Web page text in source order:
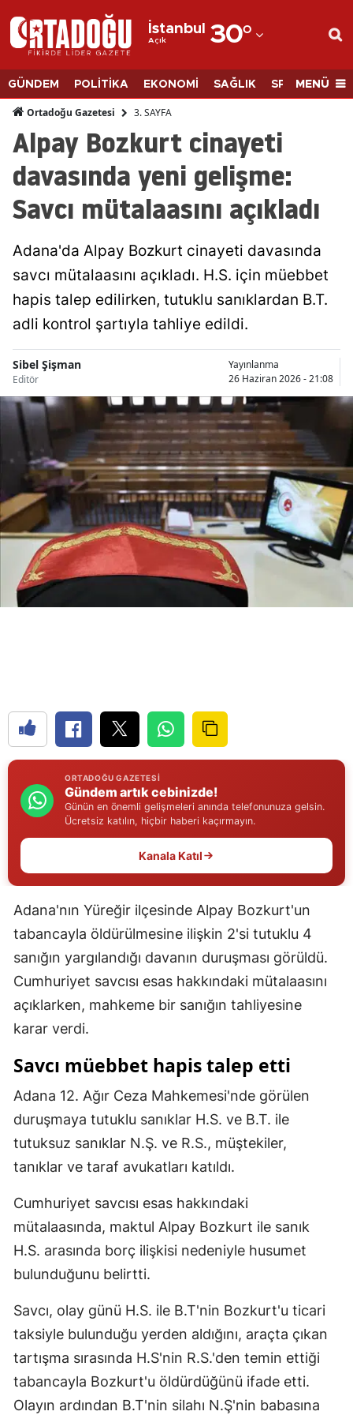
İstanbul
Açık 30°
Adana
Adıyaman
Afyonkarahisar
Ağrı
Amasya
Ankara
Antalya
Artvin
Aydın
Bingöl
Bitlis
Bolu
Burdur
Bursa
Edirne
Elazığ
Erzincan
Erzurum
Eskişehir
Gaziantep
Giresun
Gümüşhane
Hakkari
İstanbul
İzmir
Kastamonu
Kayseri
Kırşehir
Kocaeli
Konya
Kütahya
GÜNDEM POLİTİKA EKONOMİ SAĞLIK SPORMENÜ
Ortadoğu Gazetesi 3. SAYFA
Alpay Bozkurt cinayeti
davasında yeni gelişme:
Savcı mütalaasını açıkladı
Adana'da Alpay Bozkurt cinayeti davasında
savcı mütalaasını açıkladı. H.S. için müebbet
hapis talep edilirken, tutuklu sanıklardan B.T.
adli kontrol şartıyla tahliye edildi.
Sibel Şişman
Editör
Yayınlanma
26 Haziran 2026 - 21:08
ORTADOĞU GAZETESI
Gündem artık cebinizde!
Günün en önemli gelişmeleri anında telefonunuza gelsin.
Ücretsiz katılın, hiçbir haberi kaçırmayın.
Kanala Katıl
Adana'nın Yüreğir ilçesinde Alpay Bozkurt'un
tabancayla öldürülmesine ilişkin 2'si tutuklu 4
sanığın yargılandığı davanın duruşması görüldü.
Cumhuriyet savcısı esas hakkındaki mütalaasını
açıklarken, mahkeme bir sanığın tahliyesine
karar verdi.
Savcı müebbet hapis talep etti
Adana 12. Ağır Ceza Mahkemesi'nde görülen
duruşmaya tutuklu sanıklar H.S. ve B.T. ile
tutuksuz sanıklar N.Ş. ve R.S., müştekiler,
tanıklar ve taraf avukatları katıldı.
Cumhuriyet savcısı esas hakkındaki
mütalaasında, maktul Alpay Bozkurt ile sanık
H.S. arasında borç ilişkisi nedeniyle husumet
bulunduğunu belirtti.
Savcı, olay günü H.S. ile B.T'nin Bozkurt'u ticari
taksiyle bulunduğu yerden aldığını, araçta çıkan
tartışma sırasında H.S'nin R.S.'den temin ettiği
tabancayla Bozkurt'u öldürdüğünü ifade etti.
Olayın ardından B.T'nin silahı N.Ş'nin babasına